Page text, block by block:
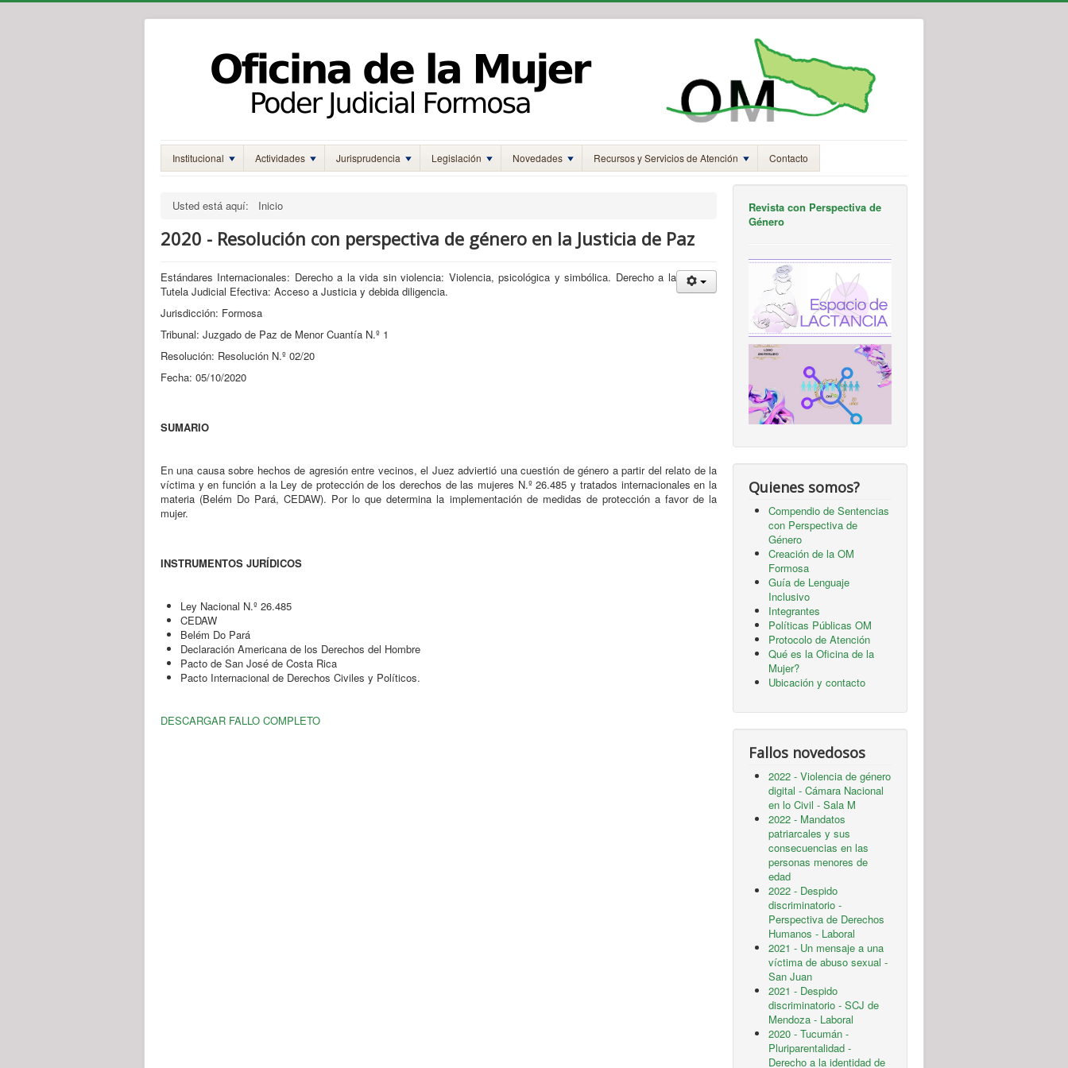
Institucional Actividades Jurisprudencia Legislación Novedades Recursos y Servicios de Atención Contacto
Usted está aquí: Inicio
2020 - Resolución con perspectiva de género en la Justicia de Paz
Estándares Internacionales: Derecho a la vida sin violencia: Violencia, psicológica y simbólica. Derecho a la
Tutela Judicial Efectiva: Acceso a Justicia y debida diligencia.
Jurisdicción: Formosa
Tribunal: Juzgado de Paz de Menor Cuantía N.º 1
Resolución: Resolución N.º 02/20
Fecha: 05/10/2020
SUMARIO
En una causa sobre hechos de agresión entre vecinos, el Juez adviertió una cuestión de género a partir del relato de la
víctima y en función a la Ley de protección de los derechos de las mujeres N.º 26.485 y tratados internacionales en la
materia (Belém Do Pará, CEDAW). Por lo que determina la implementación de medidas de protección a favor de la
mujer.
INSTRUMENTOS JURÍDICOS
Ley Nacional N.º 26.485
CEDAW
Belém Do Pará
Declaración Americana de los Derechos del Hombre
Pacto de San José de Costa Rica
Pacto Internacional de Derechos Civiles y Políticos.
DESCARGAR FALLO COMPLETO
Revista con Perspectiva de
Género
Quienes somos?
Compendio de Sentencias
con Perspectiva de
Género
Creación de la OM
Formosa
Guía de Lenguaje
Inclusivo
Integrantes
Políticas Públicas OM
Protocolo de Atención
Qué es la Oficina de la
Mujer?
Ubicación y contacto
Fallos novedosos
2022 - Violencia de género
digital - Cámara Nacional
en lo Civil - Sala M
2022 - Mandatos
patriarcales y sus
consecuencias en las
personas menores de
edad
2022 - Despido
discriminatorio -
Perspectiva de Derechos
Humanos - Laboral
2021 - Un mensaje a una
víctima de abuso sexual -
San Juan
2021 - Despido
discriminatorio - SCJ de
Mendoza - Laboral
2020 - Tucumán -
Pluriparentalidad -
Derecho a la identidad de